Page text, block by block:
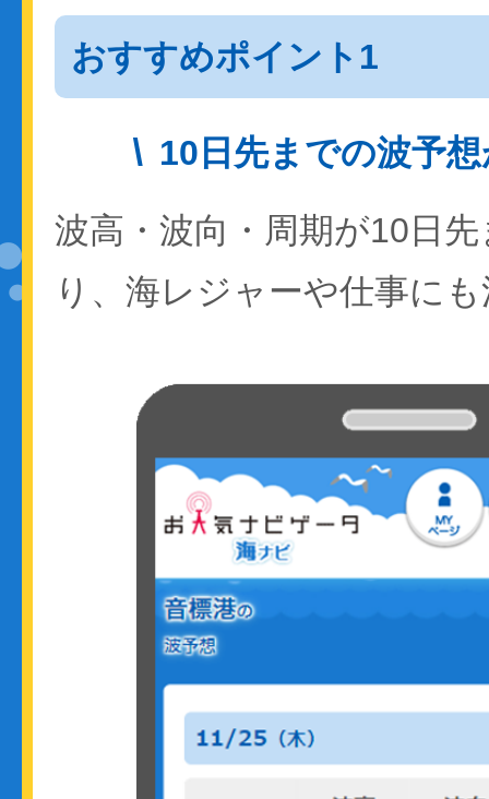
おすすめポイント1
10日先までの波予
波高・波向・周期が10日
り、海レジャーや仕事に